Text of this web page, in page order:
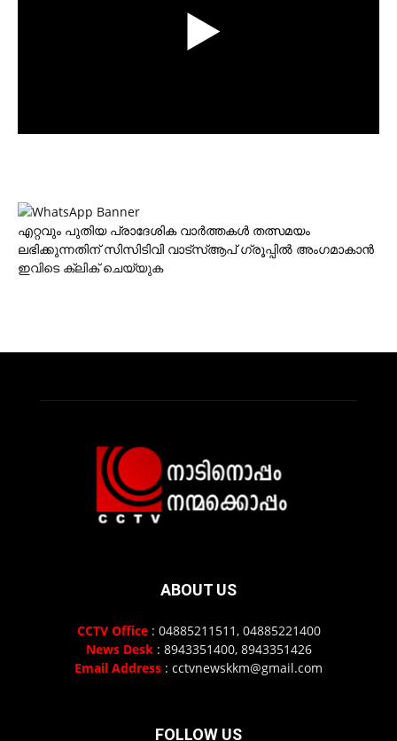
എറ്റവും പുതിയ പ്രാദേശിക വാര്‍ത്തകള്‍ തത്സമയം
ലഭിക്കുന്നതിന് സിസിടിവി വാട്‌സ്ആപ് ഗ്രൂപ്പില്‍ അംഗമാകാന്‍
ഇവിടെ ക്ലിക് ചെയ്യുക
ABOUT US
CCTV Office: 04885211511, 04885221400
News Desk: 8943351400, 8943351426
Email Address : cctvnewskkm@gmail.com
FOLLOW US